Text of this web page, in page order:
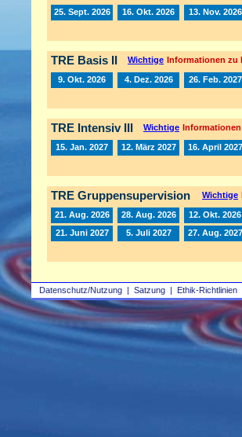
Datenschutz/Nutzung | Satzung | Ethik-Richtlinien
25. Sept. 2026 16. Okt. 2026 13. Nov. 2026
TRE Basis II Wichtige Informationen zu
9. Okt. 2026 4. Dez. 2026 26. Feb. 2027
TRE Intensiv III Wichtige
15. Jan. 2027 12. März 2027 16. April 2027
TRE Gruppensupervision Wichtige
21. Aug. 2026 28. Aug. 2026 12. Okt. 2026
21. Juni 2027
5. Juli 2027 27. Aug. 2027